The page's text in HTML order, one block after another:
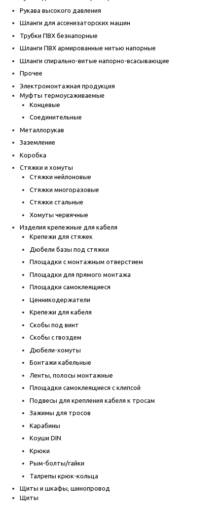
Рукава высокого давления
Шланги для ассенизаторских машин
Трубки ПВХ безнапорные
Шланги ПВХ армированные нитью напорные
Шланги спирально-витые напорно-всасывающие
Прочее
Электромонтажная продукция
Муфты термоусаживаемые
Концевые
Соединительные
Металлорукав
Заземление
Коробка
Стяжки и хомуты
Стяжки нейлоновые
Стяжки многоразовые
Стяжки стальные
Хомуты червячные
Изделия крепежные для кабеля
Крепежи для стяжек
Дюбели базы под стяжки
Площадки с монтажным отверстием
Площадки для прямого монтажа
Площадки самоклеящиеся
Ценникодержатели
Крепежи для кабеля
Скобы под винт
Скобы с гвоздем
Дюбели-хомуты
Бонтажи кабельные
Ленты, полосы монтажные
Площадки самоклеящиеся с клипсой
Подвесы для крепления кабеля к тросам
Зажимы для тросов
Карабины
Коуши DIN
Крюки
Рым-болты/гайки
Талрепы крюк-кольца
Щиты и шкафы, шинопровод
Щиты